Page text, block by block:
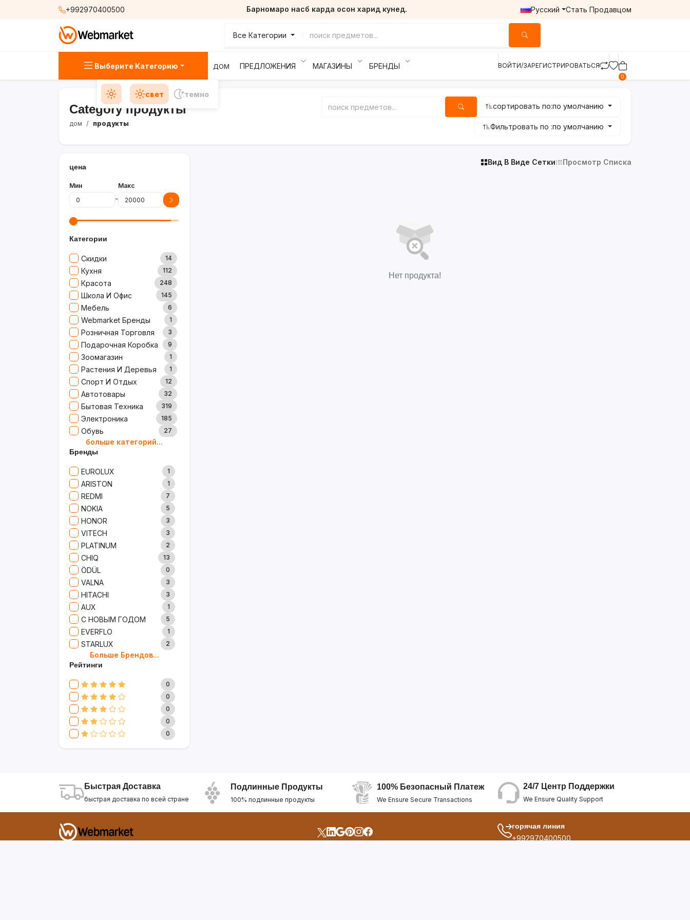
+992970400500 Барномаро насб карда осон харид кунед. Русский Стать Продавцом
Все Категории
Выберите Категорию ДОМ ПРЕДЛОЖЕНИЯ МАГАЗИНЫ БРЕНДЫ ВОЙТИ/ЗАРЕГИСТРИРОВАТЬСЯ
0
свет темно
Category продукты
дом продукты
сортировать по:по умолчанию
Фильтровать по :по умолчанию
цена
Мин
-
Макс
Категории
Скидки 14
Кухня 112
Красота 248
Школа И Офис 145
Мебель 6
Webmarket Бренды 1
Розничная Торговля 3
Подарочная Коробка 9
Зоомагазин 1
Растения И Деревья 1
Спорт И Отдых 12
Автотовары 32
Бытовая Техника 319
Электроника 185
Обувь 27
Товары Для Дома
Ювелирные Изделия
Сад И Дача 52
Аксессуары 61
Игрушки 15
Одежда 5
Сумки И Рюкзаки 27
Ремонт 13
Продукты 35
Детские Товары 72
Бытовая Химия 91
Хобби 40
больше категорий...
Бренды
EUROLUX 1
ARISTON 1
REDMI 7
NOKIA 5
HONOR 3
VITECH 3
PLATINUM 2
CHIQ 13
ÖDÜL 0
VALNA 3
HITACHI 3
AUX 1
С НОВЫМ ГОДОМ 5
EVERFLO 1
STARLUX 2
BOSCH
MARY KAY
TRICHUP 20
CLIVE & KEIRA 17
SEVAVEREK 6
DSP 0
SUPER CREST 4
2
APPLE
AOTE 7
ELEMENT
INTEX 0
Больше Брендов...
Рейтинги
0
0
0
0
0
Вид В Виде Сетки Просмотр Списка
Нет продукта!
Быстрая Доставка
быстрая доставка по всей стране
Подлинные Продукты
100% подлинные продукты
100% Безопасный Платеж
We Ensure Secure Transactions
24/7 Центр Поддержки
We Ensure Quality Support
горячая линия
+992970400500